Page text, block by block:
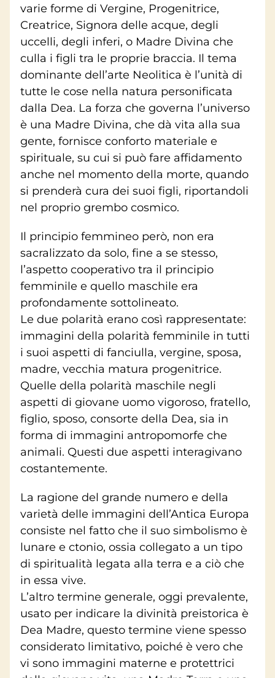
varie forme di Vergine, Progenitrice,
Creatrice, Signora delle acque, degli
uccelli, degli inferi, o Madre Divina che
culla i figli tra le proprie braccia. Il tema
dominante dell’arte Neolitica è l’unità di
tutte le cose nella natura personificata
dalla Dea. La forza che governa l’universo
è una Madre Divina, che dà vita alla sua
gente, fornisce conforto materiale e
spirituale, su cui si può fare affidamento
anche nel momento della morte, quando
si prenderà cura dei suoi figli, riportandoli
nel proprio grembo cosmico.
Il principio femmineo però, non era
sacralizzato da solo, fine a se stesso,
l’aspetto cooperativo tra il principio
femminile e quello maschile era
profondamente sottolineato.
Le due polarità erano così rappresentate:
immagini della polarità femminile in tutti
i suoi aspetti di fanciulla, vergine, sposa,
madre, vecchia matura progenitrice.
Quelle della polarità maschile negli
aspetti di giovane uomo vigoroso, fratello,
figlio, sposo, consorte della Dea, sia in
forma di immagini antropomorfe che
animali. Questi due aspetti interagivano
costantemente.
La ragione del grande numero e della
varietà delle immagini dell’Antica Europa
consiste nel fatto che il suo simbolismo è
lunare e ctonio, ossia collegato a un tipo
di spiritualità legata alla terra e a ciò che
in essa vive.
L’altro termine generale, oggi prevalente,
usato per indicare la divinità preistorica è
Dea Madre, questo termine viene spesso
considerato limitativo, poiché è vero che
vi sono immagini materne e protettrici